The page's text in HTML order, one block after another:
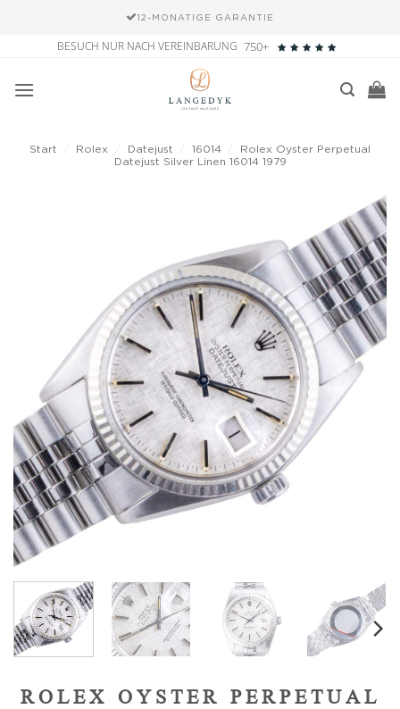
12-MONATIGE GARANTIE
springen
BESUCH NUR NACH VEREINBARUNG 750+
Start Rolex Datejust 16014
Rolex Oyster Perpetual
Datejust Silver Linen 16014 1979
Add to
wishlist
ROLEX OYSTER PERPETUAL